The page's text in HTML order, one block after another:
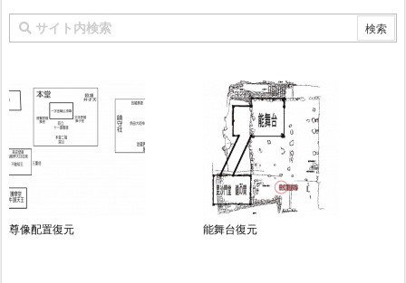
尊像配置復元 能舞台復元